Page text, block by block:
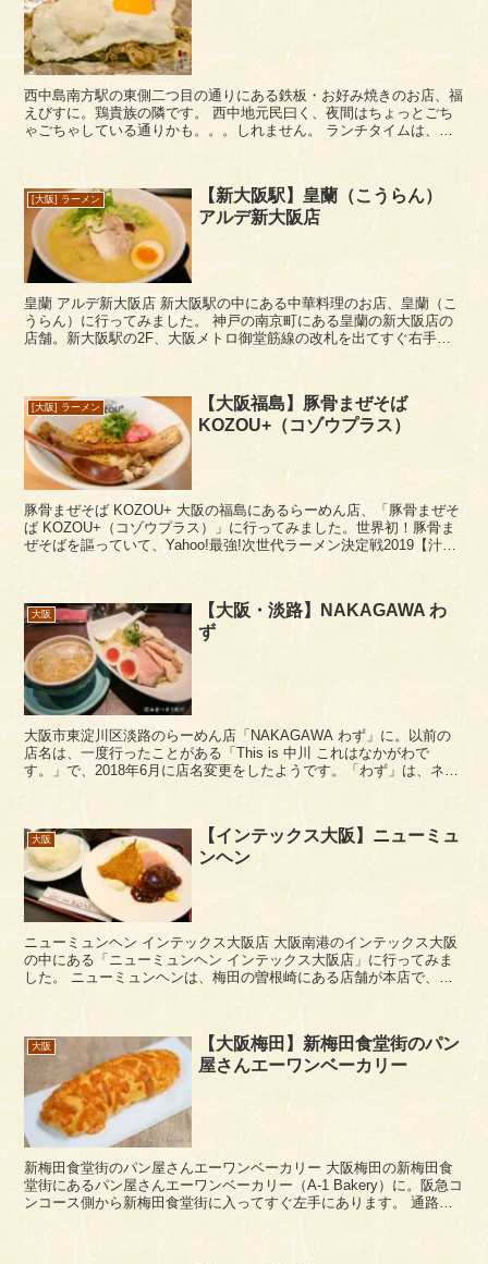
西中島南方駅の東側二つ目の通りにある鉄板・お好み焼きのお店、福
えびすに。鶏貴族の隣です。 西中地元民曰く、夜間はちょっとごち
ゃごちゃしている通りかも。。。しれません。 ランチタイムは、ラ
[大阪] ラーメン
【新大阪駅】皇蘭（こうらん）
アルデ新大阪店
皇蘭 アルデ新大阪店 新大阪駅の中にある中華料理のお店、皇蘭（こ
うらん）に行ってみました。 神戸の南京町にある皇蘭の新大阪店の
店舗。新大阪駅の2F、大阪メトロ御堂筋線の改札を出てすぐ右手に
[大阪] ラーメン
【大阪福島】豚骨まぜそば
KOZOU+（コゾウプラス）
豚骨まぜそば KOZOU+ 大阪の福島にあるらーめん店、「豚骨まぜそ
ば KOZOU+（コゾウプラス）」に行ってみました。世界初！豚骨ま
ぜそばを謳っていて、Yahoo!最強!次世代ラーメン決定戦2019【汁な
大阪
【大阪・淡路】NAKAGAWA わ
ず
大阪市東淀川区淡路のらーめん店「NAKAGAWA わず」に。以前の
店名は、一度行ったことがある「This is 中川 これはなかがわで
す。」で、2018年6月に店名変更をしたようです。「わず」は、ネッ
大阪
【インテックス大阪】ニューミュ
ンヘン
ニューミュンヘン インテックス大阪店 大阪南港のインテックス大阪
の中にある「ニューミュンヘン インテックス大阪店」に行ってみま
した。 ニューミュンヘンは、梅田の曽根崎にある店舗が本店で、店
大阪
【大阪梅田】新梅田食堂街のパン
屋さんエーワンベーカリー
新梅田食堂街のパン屋さんエーワンベーカリー 大阪梅田の新梅田食
堂街にあるパン屋さんエーワンベーカリー（A-1 Bakery）に。阪急コ
ンコース側から新梅田食堂街に入ってすぐ左手にあります。 通路前